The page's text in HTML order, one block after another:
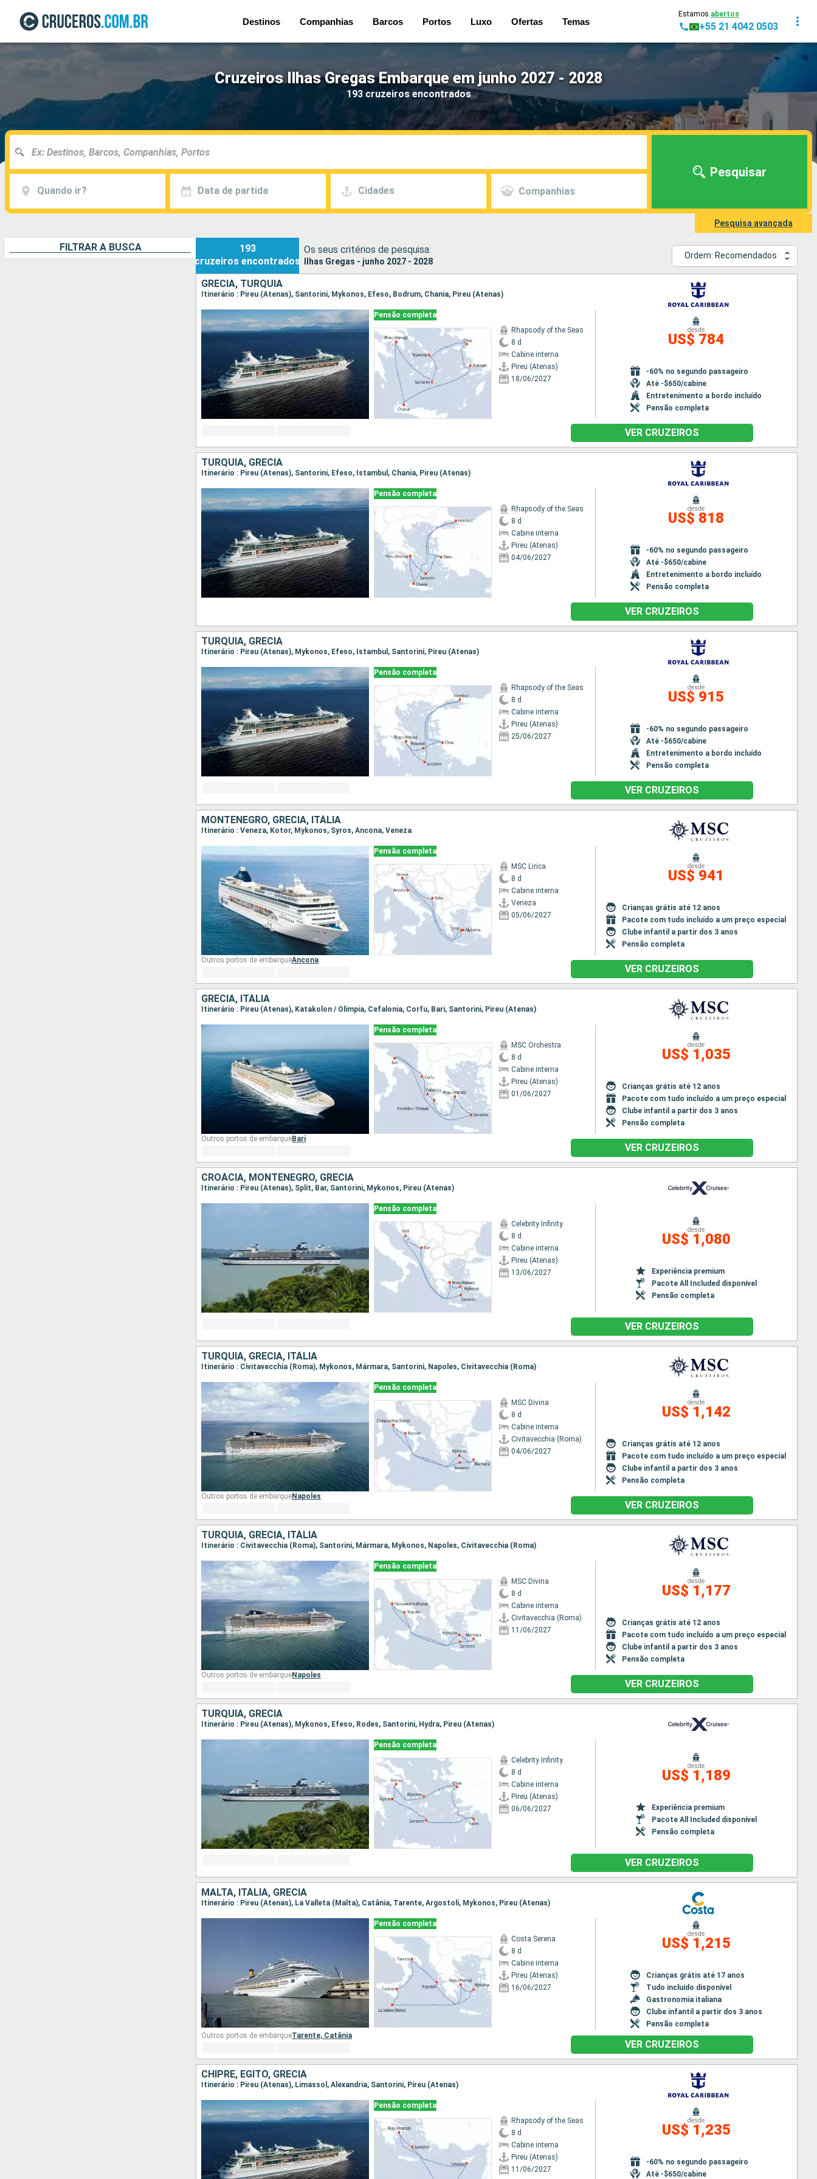
Destinos Companhias Barcos Portos Luxo Ofertas Temas
Estamos abertos
+55 21 4042 0503
Cruzeiros Ilhas Gregas Embarque em junho 2027 - 2028
193 cruzeiros encontrados
Quando ir? Data de partida Cidades Companhias
Pesquisar
Pesquisa avançada
FILTRAR A BUSCA
193
cruzeiros encontrados
Os seus critérios de pesquisa:
Ilhas Gregas - junho 2027 - 2028
Ordem: Recomendados
GRÉCIA, TURQUIA
Itinerário : Pireu (Atenas), Santorini, Mykonos, Efeso, Bodrum, Chania, Pireu (Atenas)
Pensão completa
Rhapsody of the Seas
8 d
Cabine interna
Pireu (Atenas)
18/06/2027
desde
US$ 784
-60% no segundo passageiro
Até -$650/cabine
Entretenimento a bordo incluído
Pensão completa
VER CRUZEIROS
TURQUIA, GRÉCIA
Itinerário : Pireu (Atenas), Santorini, Efeso, Istambul, Chania, Pireu (Atenas)
Pensão completa
Rhapsody of the Seas
8 d
Cabine interna
Pireu (Atenas)
04/06/2027
desde
US$ 818
-60% no segundo passageiro
Até -$650/cabine
Entretenimento a bordo incluído
Pensão completa
VER CRUZEIROS
TURQUIA, GRÉCIA
Itinerário : Pireu (Atenas), Mykonos, Efeso, Istambul, Santorini, Pireu (Atenas)
Pensão completa
Rhapsody of the Seas
8 d
Cabine interna
Pireu (Atenas)
25/06/2027
desde
US$ 915
-60% no segundo passageiro
Até -$650/cabine
Entretenimento a bordo incluído
Pensão completa
VER CRUZEIROS
MONTENEGRO, GRÉCIA, ITÁLIA
Itinerário : Veneza, Kotor, Mykonos, Syros, Ancona, Veneza
Pensão completa
MSC Lirica
8 d
Cabine interna
Veneza
05/06/2027
desde
US$ 941
Crianças grátis até 12 anos
Pacote com tudo incluído a um preço especial
Clube infantil a partir dos 3 anos
Pensão completa
Outros portos de embarqueAncona
VER CRUZEIROS
GRÉCIA, ITÁLIA
Itinerário : Pireu (Atenas), Katakolon / Olimpia, Cefalonia, Corfu, Bari, Santorini, Pireu (Atenas)
Pensão completa
MSC Orchestra
8 d
Cabine interna
Pireu (Atenas)
01/06/2027
desde
US$ 1,035
Crianças grátis até 12 anos
Pacote com tudo incluído a um preço especial
Clube infantil a partir dos 3 anos
Pensão completa
Outros portos de embarqueBari
VER CRUZEIROS
CROÁCIA, MONTENEGRO, GRÉCIA
Itinerário : Pireu (Atenas), Split, Bar, Santorini, Mykonos, Pireu (Atenas)
Pensão completa
Celebrity Infinity
8 d
Cabine interna
Pireu (Atenas)
13/06/2027
desde
US$ 1,080
Experiência premium
Pacote All Included disponível
Pensão completa
VER CRUZEIROS
TURQUIA, GRÉCIA, ITÁLIA
Itinerário : Civitavecchia (Roma), Mykonos, Mármara, Santorini, Napoles, Civitavecchia (Roma)
Pensão completa
MSC Divina
8 d
Cabine interna
Civitavecchia (Roma)
04/06/2027
desde
US$ 1,142
Crianças grátis até 12 anos
Pacote com tudo incluído a um preço especial
Clube infantil a partir dos 3 anos
Pensão completa
Outros portos de embarqueNapoles
VER CRUZEIROS
TURQUIA, GRÉCIA, ITÁLIA
Itinerário : Civitavecchia (Roma), Santorini, Mármara, Mykonos, Napoles, Civitavecchia (Roma)
Pensão completa
MSC Divina
8 d
Cabine interna
Civitavecchia (Roma)
11/06/2027
desde
US$ 1,177
Crianças grátis até 12 anos
Pacote com tudo incluído a um preço especial
Clube infantil a partir dos 3 anos
Pensão completa
Outros portos de embarqueNapoles
VER CRUZEIROS
TURQUIA, GRÉCIA
Itinerário : Pireu (Atenas), Mykonos, Efeso, Rodes, Santorini, Hydra, Pireu (Atenas)
Pensão completa
Celebrity Infinity
8 d
Cabine interna
Pireu (Atenas)
06/06/2027
desde
US$ 1,189
Experiência premium
Pacote All Included disponível
Pensão completa
VER CRUZEIROS
MALTA, ITÁLIA, GRÉCIA
Itinerário : Pireu (Atenas), La Valleta (Malta), Catânia, Tarente, Argostoli, Mykonos, Pireu (Atenas)
Pensão completa
Costa Serena
8 d
Cabine interna
Pireu (Atenas)
16/06/2027
desde
US$ 1,215
Crianças grátis até 17 anos
Tudo incluído disponível
Gastronomia italiana
Clube infantil a partir dos 3 anos
Pensão completa
Outros portos de embarqueTarente, Catânia
VER CRUZEIROS
CHIPRE, EGITO, GRÉCIA
Itinerário : Pireu (Atenas), Limassol, Alexandria, Santorini, Pireu (Atenas)
Pensão completa
Rhapsody of the Seas
8 d
Cabine interna
Pireu (Atenas)
11/06/2027
desde
US$ 1,235
-60% no segundo passageiro
Até -$650/cabine